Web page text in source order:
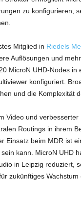
zu konfigurieren,
Mitglied in Riedels
Auflösungen und
MicroN UHD-Nodes
konfiguriert.
und die Komplexität
Video und verbesserter
Routings in ihrem
Einsatz beim MDR ist
kann. MicroN UHD
in Leipzig reduziert,
zukünftiges Wachstum